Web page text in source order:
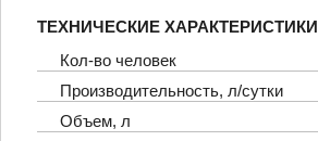
ТЕХНИЧЕСКИЕ ХАРАКТЕРИСТИКИ
Кол-во человек
Производительность, л/сутки
Объем, л